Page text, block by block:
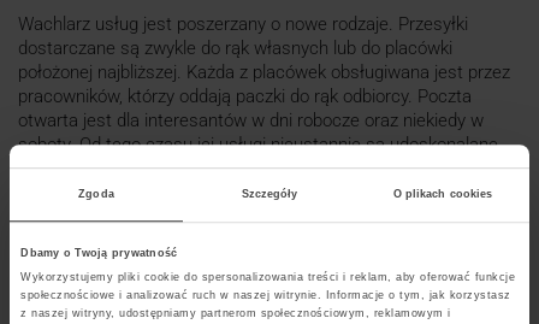
Zgoda Szczegóły O plikach cookies
Dbamy o Twoją prywatność
Wykorzystujemy pliki cookie do spersonalizowania treści i reklam, aby oferować funkcje
społecznościowe i analizować ruch w naszej witrynie. Informacje o tym, jak korzystasz
z naszej witryny, udostępniamy partnerom społecznościowym, reklamowym i
Wachlarz usług jest poszerzany o nowe rodzaje. Przesyłki
dostarczane są zwykle do rąk własnych lub do placówki
położonej najbliższej. Każda z placówek obsługiwana jest przez
pracowników, którzy oddają paczki do rąk odbiorcy. Poczta
otwarta jest dla interesantów w dni robocze oraz niekiedy w
soboty. Od tego czasu jej usługi nieustannie są udoskonalane.
Na poczcie można nadawać oraz przyjmować listy i paczki.
Wyznacz trase na mapie